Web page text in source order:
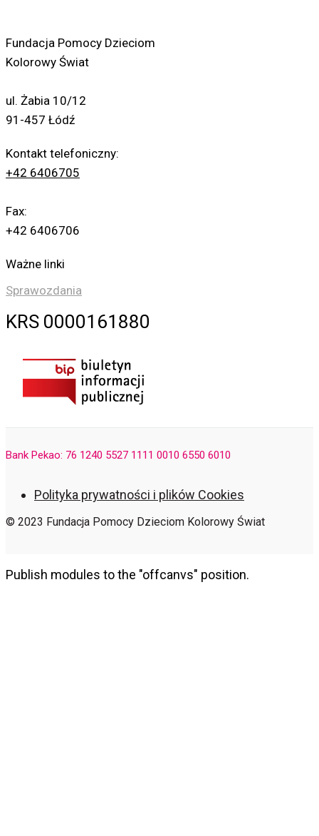
Fundacja Pomocy Dzieciom
Kolorowy Świat
ul. Żabia 10/12
91-457 Łódź
Kontakt telefoniczny:
+42 6406705
Fax:
+42 6406706
Ważne linki
Sprawozdania
KRS 0000161880
Bank Pekao: 76 1240 5527 1111 0010 6550 6010
Polityka prywatności i plików Cookies
© 2023 Fundacja Pomocy Dzieciom Kolorowy Świat
Publish modules to the "offcanvs" position.